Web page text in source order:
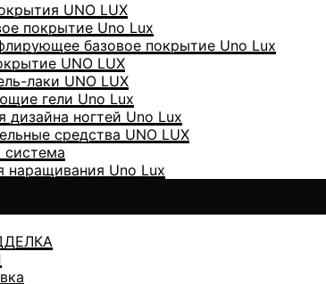
UNO LUX
покрытие Uno Lux
базовое покрытие Uno Lux
UNO LUX
лаки UNO LUX
гели Uno Lux
дизайна ногтей Uno Lux
средства UNO LUX
система
Uno Lux